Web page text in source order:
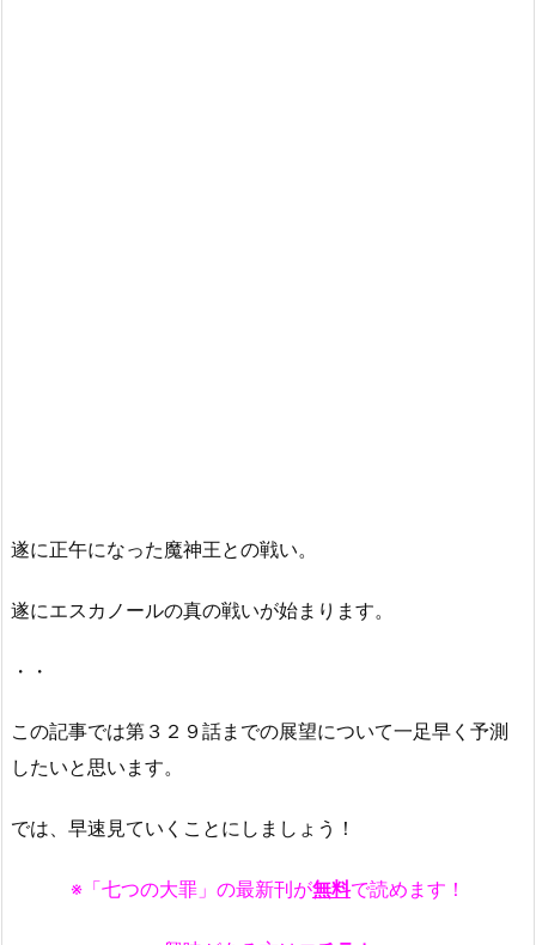
遂に正午になった魔神王との戦い。
遂にエスカノールの真の戦いが始まります。
・・
この記事では第３２９話までの展望について一足早く予測
したいと思います。
では、早速見ていくことにしましょう！
※「七つの大罪」の最新刊が無料で読めます！